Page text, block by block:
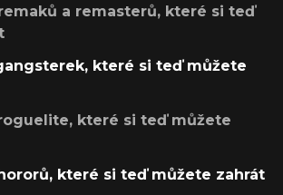
a remasterů, které si teď
které si teď můžete
které si teď můžete
které si teď můžete zahrát